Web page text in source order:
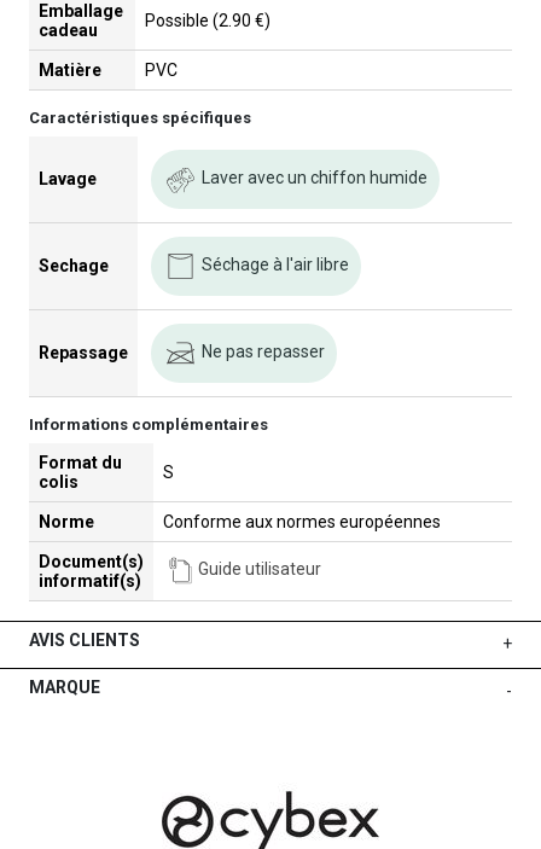
Emballage
cadeau
Possible (2.90 €)
Matière PVC
Caractéristiques spécifiques
Lavage Laver avec un chiffon humide
Sechage Séchage à l'air libre
Repassage Ne pas repasser
Informations complémentaires
Format du
colis
S
Norme Conforme aux normes européennes
Document(s)
informatif(s)
Guide utilisateur
AVIS CLIENTS +
MARQUE -